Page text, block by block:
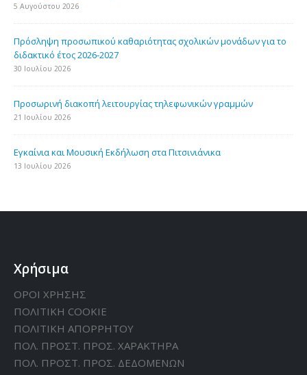
5 Αυγούστου 2026
Πρόσληψη προσωπικού καθαριότητας σχολικών μονάδων για το
διδακτικό έτος 2026-2027
30 Ιουλίου 2026
Προσωρινή διακοπή λειτουργίας τηλεφωνικών γραμμών
21 Ιουλίου 2026
Εγκαίνια και Μουσική Εκδήλωση στα Πιτσινιάνικα
13 Ιουλίου 2026
Χρήσιμα
ΟΡΟΙ ΧΡΗΣΗΣ
ΠΟΛΙΤΙΚΗ CΟΟΚΙΕ
ΠΟΛΙΤΙΚΗ ΑΠΟΡΡΗΤΟΥ
ΠΟΛ. ΠΡΟΣΤ. ΠΡΟΣ. ΧΑΡΑΚΤΗΡΑ
ΠΟΛ. ΠΡΟΣΤ. ΠΡΟΣ. ΔΕΔΟΜΕΝΩΝ